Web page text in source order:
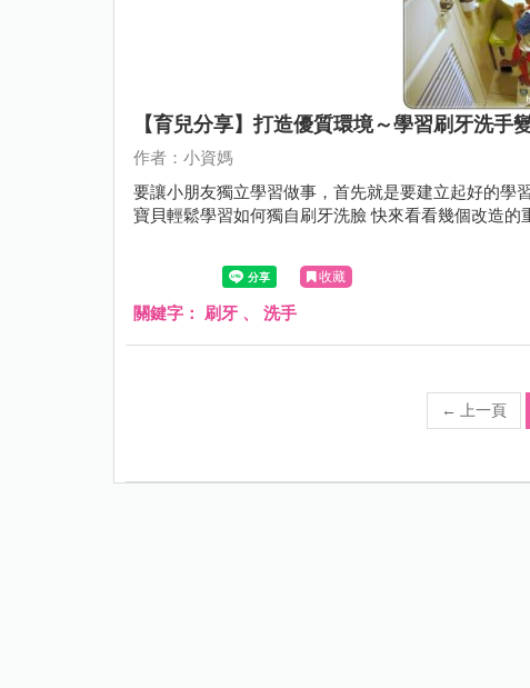
【育兒分享】打造優質環境～學習刷牙洗手
作者：小資媽
要讓小朋友獨立學習做事，首先就是要建立起好的學習環境 部落客→小資媽動了一點小巧思改造家
寶貝輕鬆學習如何獨自刷牙洗臉 快來看
收藏
關鍵字： 刷牙 、 洗手
← 上一頁